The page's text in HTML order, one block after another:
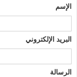
الإسم
البريد الإلكتروني
الرسالة